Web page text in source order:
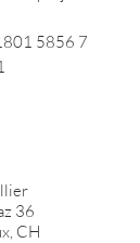
5856 7
36
CH